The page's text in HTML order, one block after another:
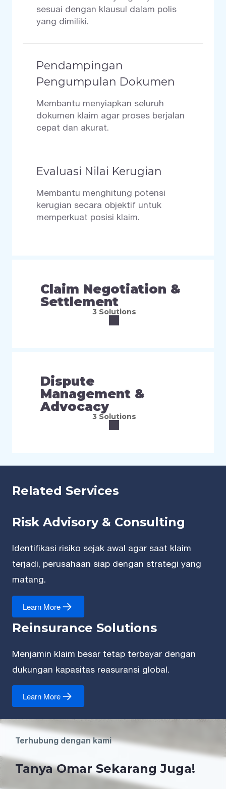
sesuai dengan klausul dalam polis
yang dimiliki.
Pendampingan
Pengumpulan Dokumen
Membantu menyiapkan seluruh
dokumen klaim agar proses berjalan
cepat dan akurat.
Evaluasi Nilai Kerugian
Membantu menghitung potensi
kerugian secara objektif untuk
memperkuat posisi klaim.
Claim Negotiation &
Settlement
3 Solutions
Dispute
Management &
Advocacy
3 Solutions
Related Services
Risk Advisory & Consulting
Identifikasi risiko sejak awal agar saat klaim
terjadi, perusahaan siap dengan strategi yang
matang.
Learn More
Reinsurance Solutions
Menjamin klaim besar tetap terbayar dengan
dukungan kapasitas reasuransi global.
Learn More
Terhubung dengan kami
Tanya Omar Sekarang Juga!